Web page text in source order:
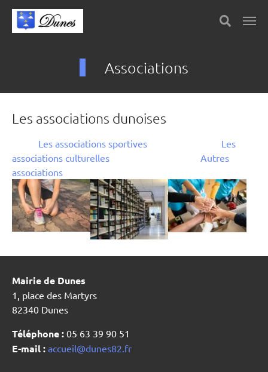
Skip to main content
Associations
Les associations dunoises
Les associations sportives
Les
associations culturelles
Autres
associations
Mairie de Dunes
1, place des Martyrs
82340 Dunes
Téléphone : 05 63 39 90 51
E-mail : accueil@dunes82.fr
Panneau de gestion des cookies